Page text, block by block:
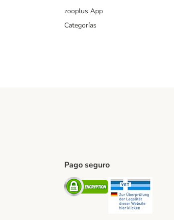
zooplus App
Categorías
Method
Method
Shipping Method
Pago seguro
Security